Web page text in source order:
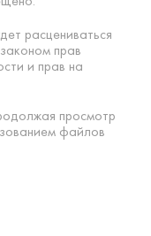
расцениваться
прав
и прав на
просмотр
файлов